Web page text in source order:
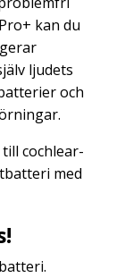
kan du
ljudets
och
cochlear-
med